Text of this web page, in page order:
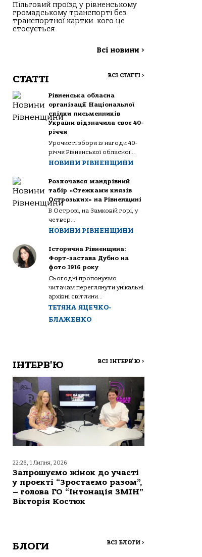
Пільговий проїзд у рівненському
громадському транспорті без
транспортної картки: кого це
стосується
Всі новини >
СТАТТІ ВСІ СТАТТІ >
Рівненська обласна
організації Національної
спілки письменників
України відзначила своє 40-
річчя
Урочисті збори із нагоди 40-
річчя Рівненської обласної...
НОВИНИ РІВНЕНЩИНИ
Розпочався мандрівний
табір «Стежками князів
Острозьких» на Рівненщині
В Острозі, на Замковій горі, у
четвер...
НОВИНИ РІВНЕНЩИНИ
Історична Рівненщина:
Форт-застава Дубно на
фото 1916 року
Сьогодні пропонуємо
читачам переглянути унікальні
архівні світлини...
ТЕТЯНА ЯЦЕЧКО-
БЛАЖЕНКО
ІНТЕРВ'Ю ВСІ ІНТЕРВ'Ю >
22:26, 1 Липня, 2026
Запрошуємо жінок до участі
у проєкті “Зростаємо разом”,
– голова ГО “Інтонація ЗМІН”
Вікторія Костюк
БЛОГИ ВСІ БЛОГИ >